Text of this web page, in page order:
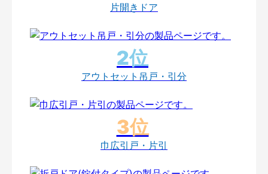
片開きドア
アウトセット吊戸・引分
巾広引戸・片引